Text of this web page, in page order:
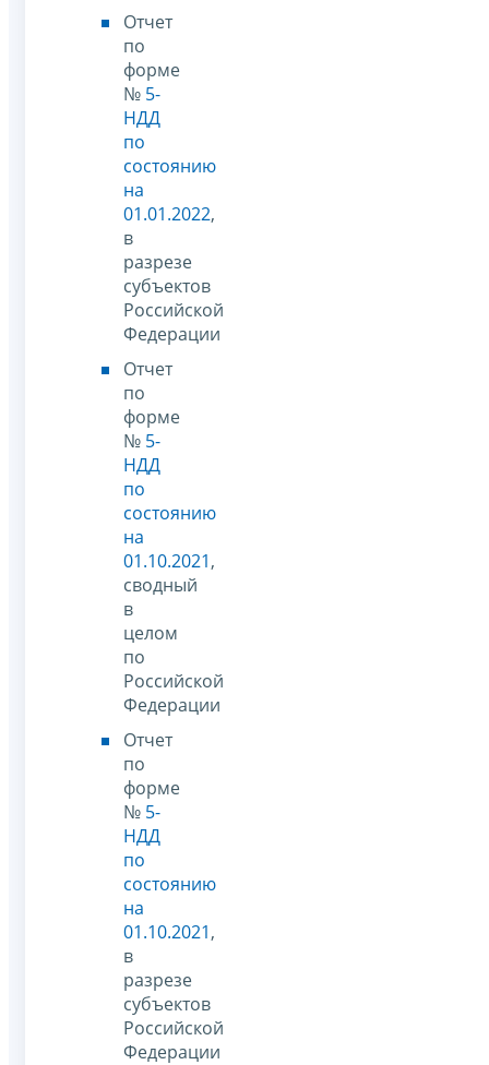
Отчет
по
форме
№ 5-
НДД
по
состоянию
на
01.01.2022,
в
разрезе
субъектов
Российской
Федерации
Отчет
по
форме
№ 5-
НДД
по
состоянию
на
01.10.2021,
сводный
в
целом
по
Российской
Федерации
Отчет
по
форме
№ 5-
НДД
по
состоянию
на
01.10.2021,
в
разрезе
субъектов
Российской
Федерации